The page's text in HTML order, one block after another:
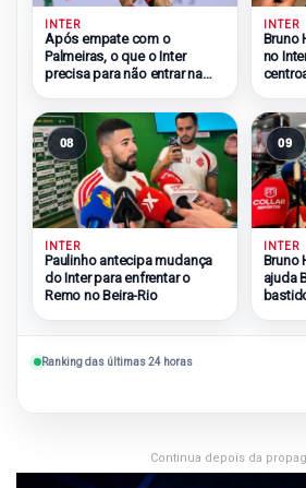
INTER
Após empate com o
Palmeiras, o que o Inter
precisa para não entrar na
INTER
Bruno
no
08
INTER
Paulinho antecipa mudança
do Inter para enfrentar o
Remo no Beira-Rio
09
INTER
Bruno
ajuda
Ranking das últimas 24 horas
Continua depois da